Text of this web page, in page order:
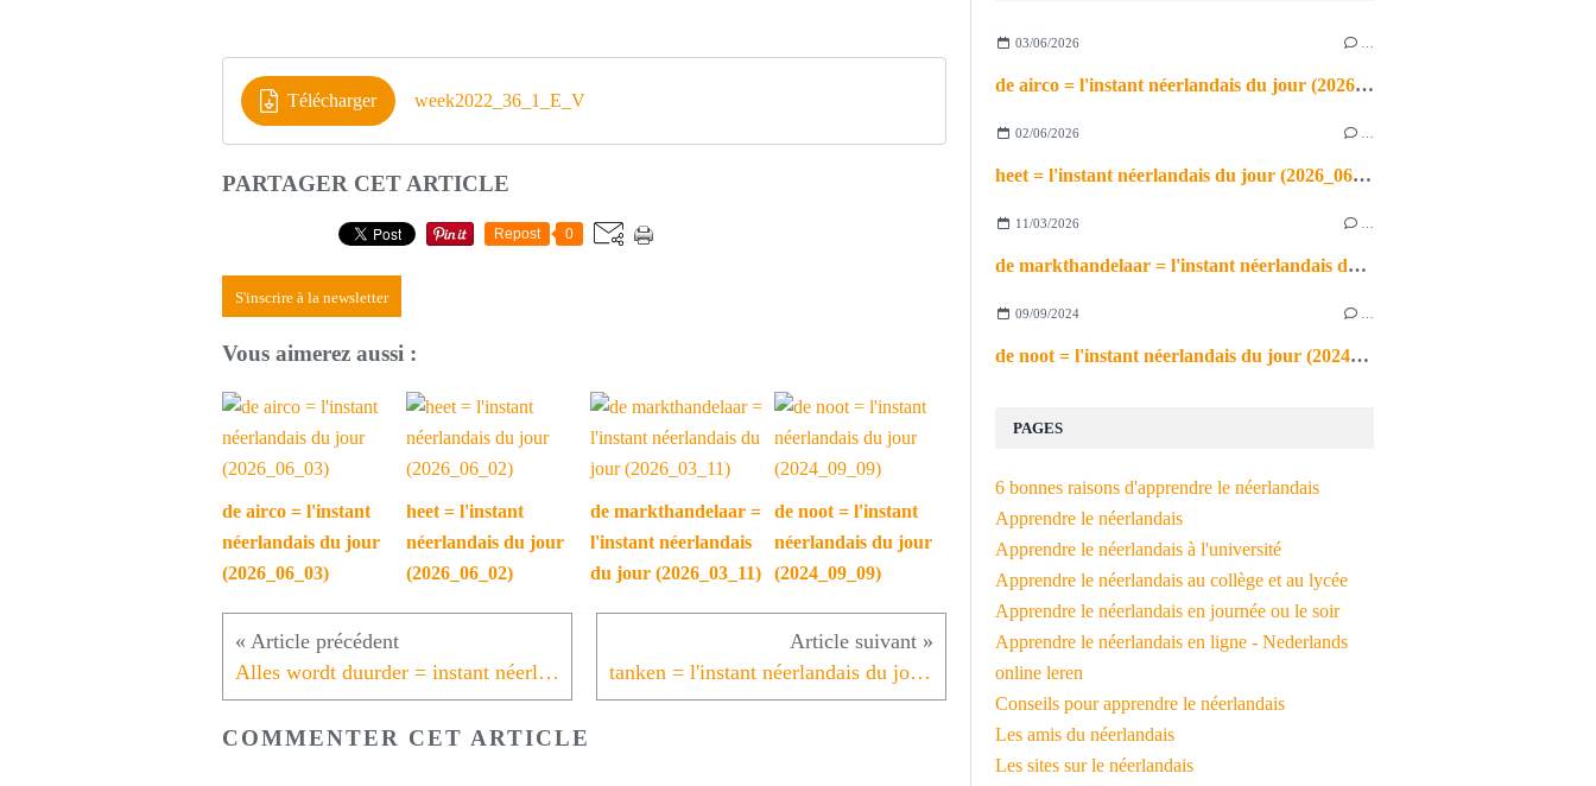
Télécharger week2022_36_1_E_V
PARTAGER CET ARTICLE
Repost 0
S'inscrire à la newsletter
Vous aimerez aussi :
de airco = l'instant
néerlandais du jour
(2026_06_03)
heet = l'instant
néerlandais du jour
(2026_06_02)
de markthandelaar =
l'instant néerlandais
du jour (2026_03_11)
de noot = l'instant
néerlandais du jour
(2024_09_09)
Alles wordt duurder = instant néerlandais du jour (2022_09_02) tanken = l'instant néerlandais du jour (2022_09_06)
COMMENTER CET ARTICLE
03/06/2026
de airco = l'instant néerlandais du jour (2026_06_03)
02/06/2026
heet = l'instant néerlandais du jour (2026_06_02)
11/03/2026
de markthandelaar = l'instant néerlandais du jour (2026_03_11)
09/09/2024
de noot = l'instant néerlandais du jour (2024_09_09)
PAGES
6 bonnes raisons d'apprendre le néerlandais
Apprendre le néerlandais
Apprendre le néerlandais à l'université
Apprendre le néerlandais au collège et au lycée
Apprendre le néerlandais en journée ou le soir
Apprendre le néerlandais en ligne - Nederlands
online leren
Conseils pour apprendre le néerlandais
Les amis du néerlandais
Les sites sur le néerlandais